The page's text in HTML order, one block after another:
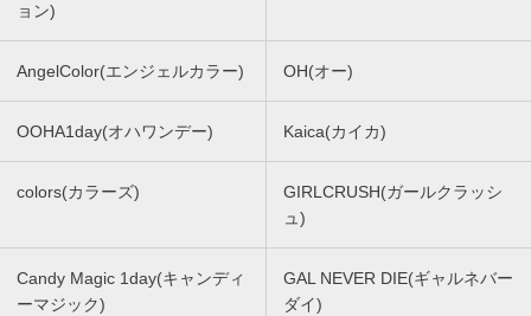
ョン)
AngelColor(エンジェルカラー) OH(オー)
OOHA1day(オハワンデー) Kaica(カイカ)
colors(カラーズ)
GIRLCRUSH(ガールクラッシ
ュ)
Candy Magic 1day(キャンディ
ーマジック)
GAL NEVER DIE(ギャルネバー
ダイ)